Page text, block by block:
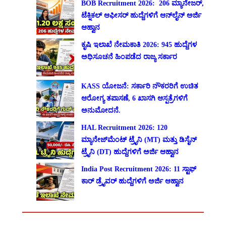
BOB Recruitment 2026: 206 ಮ್ಯಾನೇಜರ್,
ಟೆಕ್ನಿಕಲ್ ಆಫೀಸರ್ ಹುದ್ದೆಗಳಿಗೆ ಆನ್‌ಲೈನ್ ಅರ್ಜಿ
ಆಹ್ವಾನ
ಕೃಷಿ ಇಲಾಖೆ ನೇಮಕಾತಿ 2026: 945 ಹುದ್ದೆಗಳ
ಅಧಿಸೂಚನೆ ಹಿಂಪಡೆದ ರಾಜ್ಯ ಸರ್ಕಾರ
KASS ಯೋಜನೆ: ಸರ್ಕಾರಿ ನೌಕರರಿಗೆ ಉಚಿತ
ಆರೋಗ್ಯ ತಪಾಸಣೆ, 6 ಖಾಸಗಿ ಆಸ್ಪತ್ರೆಗಳಿಗೆ
ಅನುಮೋದನೆ.
HAL Recruitment 2026: 120
ಮ್ಯಾನೇಜ್‌ಮೆಂಟ್ ಟ್ರೈನಿ (MT) ಮತ್ತು ಡಿಸೈನ್
ಟ್ರೈನಿ (DT) ಹುದ್ದೆಗಳಿಗೆ ಅರ್ಜಿ ಆಹ್ವಾನ
India Post Recruitment 2026: 11 ಸ್ಟಾಫ್
ಕಾರ್ ಡ್ರೈವರ್ ಹುದ್ದೆಗಳಿಗೆ ಅರ್ಜಿ ಆಹ್ವಾನ